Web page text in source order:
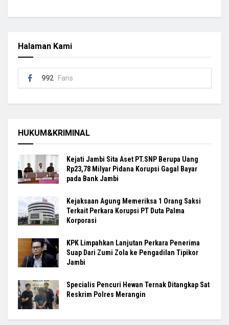
Halaman Kami
992 Fans
HUKUM&KRIMINAL
Kejati Jambi Sita Aset PT.SNP Berupa Uang
Rp23,78 Milyar Pidana Korupsi Gagal Bayar
pada Bank Jambi
Kejaksaan Agung Memeriksa 1 Orang Saksi
Terkait Perkara Korupsi PT Duta Palma
Korporasi
KPK Limpahkan Lanjutan Perkara Penerima
Suap Dari Zumi Zola ke Pengadilan Tipikor
Jambi
Specialis Pencuri Hewan Ternak Ditangkap Sat
Reskrim Polres Merangin